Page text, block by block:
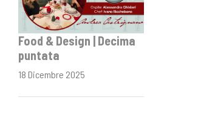
Food & Design | Decima
puntata
18 Dicembre 2025